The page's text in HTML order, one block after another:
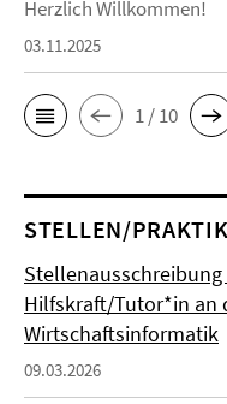
Herzlich Willkommen!
03.11.2025
1 / 10
STELLEN/
Hilfskraft/Tutor*in an
Wirtschaftsinformatik
09.03.2026